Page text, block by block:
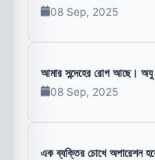
08 Sep, 2025
আমার সন্দেহের রোগ আছে। অযু
08 Sep, 2025
এক ব্যক্তির চোখে অপারেশন